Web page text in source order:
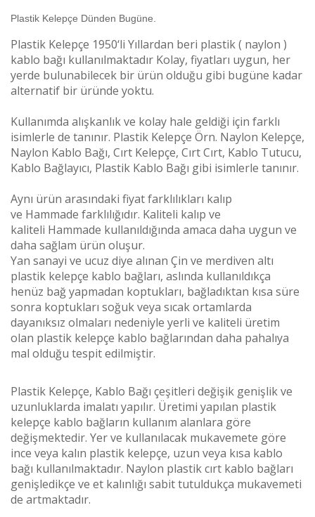
Plastik Kelepçe Dünden Bugüne.
Plastik Kelepçe 1950‘li Yıllardan beri plastik ( naylon )
kablo bağı kullanılmaktadır Kolay, fiyatları uygun, her
yerde bulunabilecek bir ürün olduğu gibi bugüne kadar
alternatif bir üründe yoktu.
Kullanımda alışkanlık ve kolay hale geldiği için farklı
isimlerle de tanınır. Plastik Kelepçe Örn. Naylon Kelepçe,
Naylon Kablo Bağı, Cırt Kelepçe, Cırt Cırt, Kablo Tutucu,
Kablo Bağlayıcı, Plastik Kablo Bağı gibi isimlerle tanınır.
Aynı ürün arasındaki fiyat farklılıkları kalıp
ve Hammade farklılığıdır. Kaliteli kalıp ve
kaliteli Hammade kullanıldığında amaca daha uygun ve
daha sağlam ürün oluşur.
Yan sanayi ve ucuz diye alınan Çin ve merdiven altı
plastik kelepçe kablo bağları, aslında kullanıldıkça
henüz bağ yapmadan koptukları, bağladıktan kısa süre
sonra koptukları soğuk veya sıcak ortamlarda
dayanıksız olmaları nedeniyle yerli ve kaliteli üretim
olan plastik kelepçe kablo bağlarından daha pahalıya
mal olduğu tespit edilmiştir.
Plastik Kelepçe, Kablo Bağı çeşitleri değişik genişlik ve
uzunluklarda imalatı yapılır. Üretimi yapılan plastik
kelepçe kablo bağların kullanım alanlara göre
değişmektedir. Yer ve kullanılacak mukavemete göre
ince veya kalın plastik kelepçe, uzun veya kısa kablo
bağı kullanılmaktadır. Naylon plastik cırt kablo bağları
genişledikçe ve et kalınlığı sabit tutuldukça mukavemeti
de artmaktadır.